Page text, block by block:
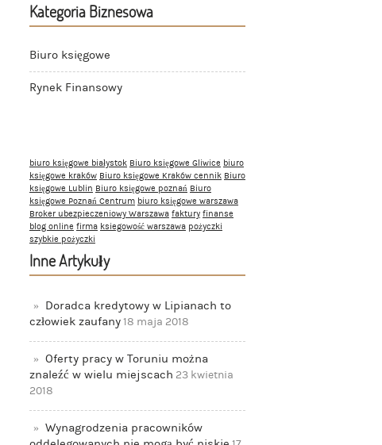
Kategoria Biznesowa
Biuro księgowe
Rynek Finansowy
biuro księgowe białystok Biuro księgowe Gliwice biuro
księgowe kraków Biuro księgowe Kraków cennik Biuro
księgowe Lublin Biuro księgowe poznań Biuro
księgowe Poznań Centrum biuro księgowe warszawa
Broker ubezpieczeniowy Warszawa faktury finanse
blog online firma ksiegowość warszawa pożyczki
szybkie pożyczki
Inne Artykuły
Doradca kredytowy w Lipianach to
człowiek zaufany18 maja 2018
Oferty pracy w Toruniu można
znaleźć w wielu miejscach 23 kwietnia
2018
Wynagrodzenia pracowników